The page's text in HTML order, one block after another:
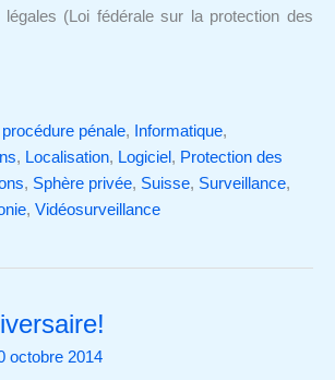
(Loi fédérale sur la protection des
pénale, Informatique,
, Localisation, Logiciel , Protection des
, Sphère privée, Suisse, Surveillance,
, Vidéosurveillance
octobre 2014